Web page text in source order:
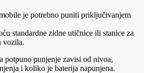
je potrebno puniti priključivanjem
standardne zidne utičnice ili stanice za
vozila.
potpuno punjenje zavisi od nivoa,
i koliko je baterija napunjena.